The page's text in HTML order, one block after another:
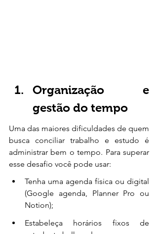
Organização e
gestão do tempo
Uma das maiores dificuldades de quem
busca conciliar trabalho e estudo é
administrar bem o tempo. Para superar
esse desafio você pode usar:
Tenha uma agenda física ou digital
(Google agenda, Planner Pro ou
Notion);
Estabeleça horários fixos de